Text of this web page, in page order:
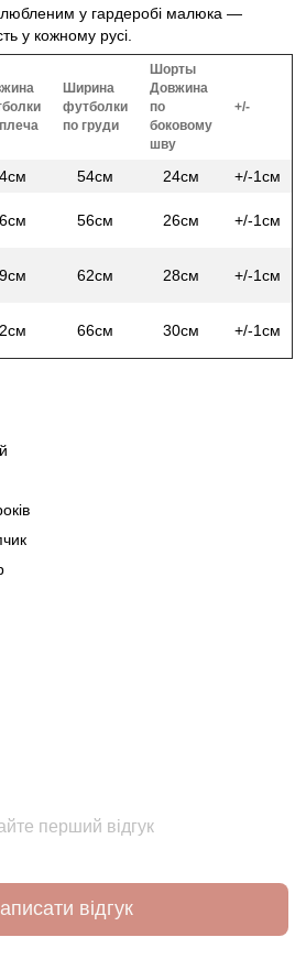
у гардеробі малюка —
у кожному русі.
Ширина
футболки
по груди
Шорты
Довжина
по
боковому
шву
+/-
54см 24см +/-1см
56см 26см +/-1см
62см 28см +/-1см
66см 30см +/-1см
перший відгук
відгук